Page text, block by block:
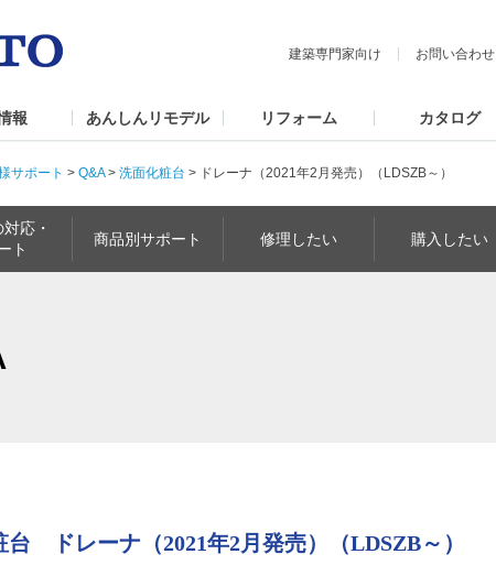
建築専門家向け お問い合わせ
報 あんしんリモデル リフォーム カタログ
サポート > Q&A> 洗面化粧台 > ドレーナ（2021年2月発売）（LDSZB～）
応・
ト
商品別サポート 修理したい 購入したい
台 ドレーナ（2021年2月発売）（LDSZB～）